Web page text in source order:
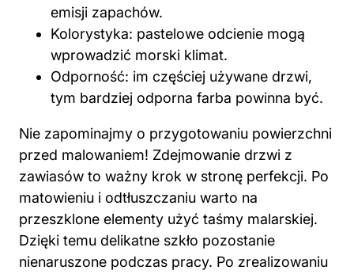
emisji zapachów.
Kolorystyka: pastelowe odcienie mogą
wprowadzić morski klimat.
Odporność: im częściej używane drzwi,
tym bardziej odporna farba powinna być.
Nie zapominajmy o przygotowaniu powierzchni
przed malowaniem! Zdejmowanie drzwi z
zawiasów to ważny krok w stronę perfekcji. Po
matowieniu i odtłuszczaniu warto na
przeszklone elementy użyć taśmy malarskiej.
Dzięki temu delikatne szkło pozostanie
nienaruszone podczas pracy. Po zrealizowaniu